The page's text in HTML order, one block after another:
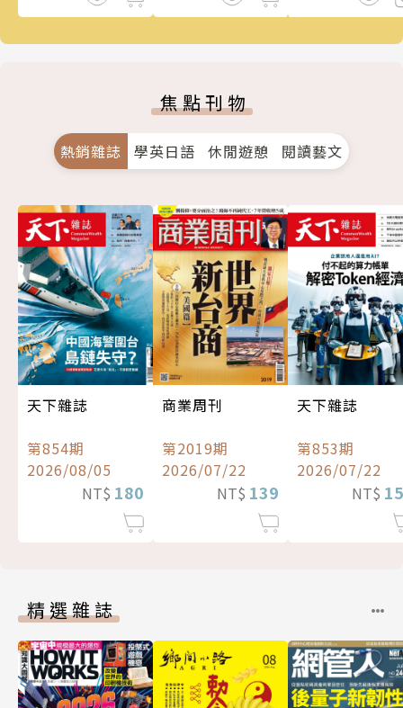
焦點刊物
熱銷雜誌 學英日語 休閒遊憩 閱讀藝文
天下雜誌
第854期
2026/08/05
NT$ 180
商業周刊
第2019期
2026/07/22
NT$ 139
天下雜誌
第853期
2026/07/22
NT$
精選雜誌